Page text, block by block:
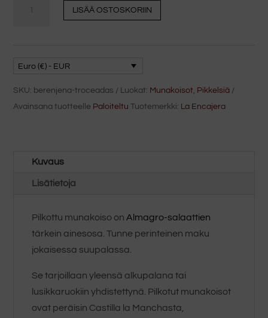
440
LISÄÄ OSTOSKORIIN
Euro (€) - EUR
SKU: berenjena-troceadas Luokat: Munakoisot, Pikkelsiä
Avainsana tuotteelle Paloiteltu Tuotemerkki: La Encajera
Kuvaus
Lisätietoja
Pilkottu munakoiso on Almagro-salaattien
tärkein ainesosa. Tunne perinteinen maku
jokaisessa suupalassa.
Se tarjoillaan yleensä alkupalana tai
lusikkaruokiin yhdistettynä. Pilkotut munakoisot
ovat peräisin Castilla la Manchasta,